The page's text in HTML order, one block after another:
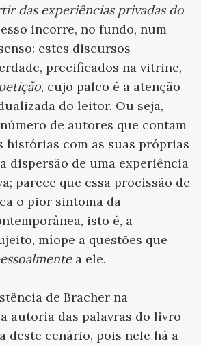
das experiências privadas do
incorre, no fundo, num
estes discursos
precificados na vitrine,
, cujo palco é a atenção
do leitor. Ou seja,
de autores que contam
histórias com as suas próprias
dispersão de uma experiência
parece que essa procissão de
o pior sintoma da
isto é, a
míope a questões que
a ele.
de Bracher na
autoria das palavras do livro
deste cenário, pois nele há a